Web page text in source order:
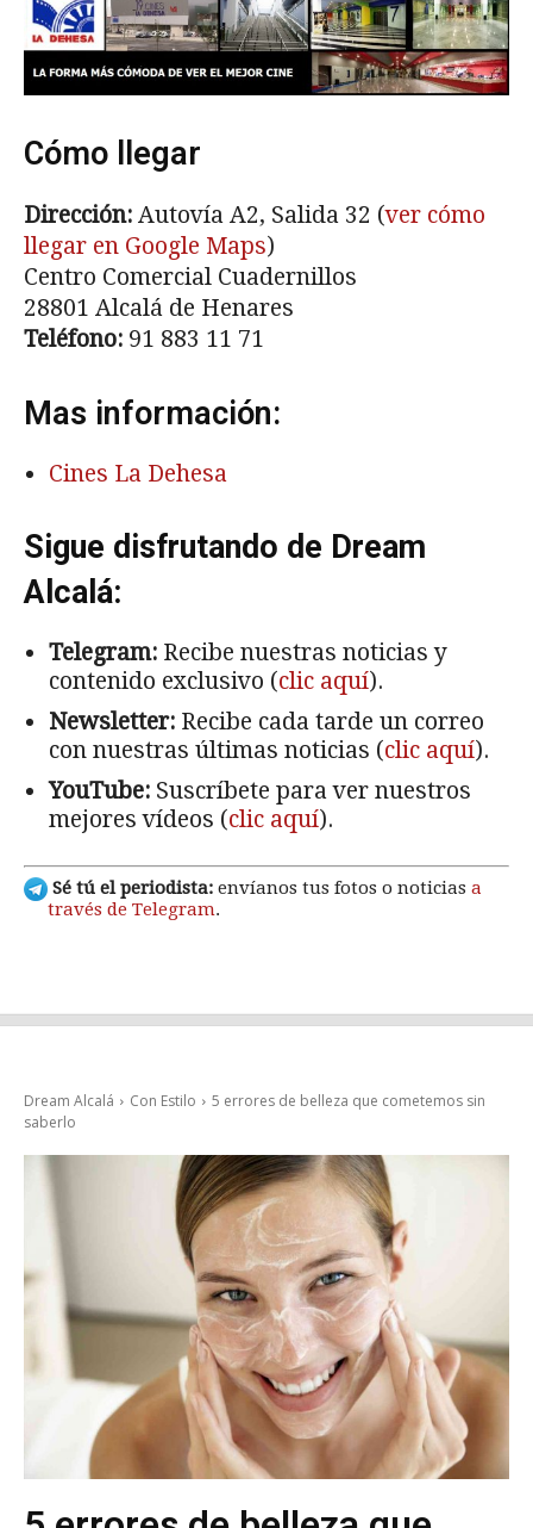
Cómo llegar
Dirección: Autovía A2, Salida 32 (ver cómo
llegar en Google Maps)
Centro Comercial Cuadernillos
28801 Alcalá de Henares
Teléfono: 91 883 11 71
Mas información:
Cines La Dehesa
Sigue disfrutando de Dream
Alcalá:
Telegram: Recibe nuestras noticias y
contenido exclusivo (clic aquí).
Newsletter: Recibe cada tarde un correo
con nuestras últimas noticias (clic aquí).
YouTube: Suscríbete para ver nuestros
mejores vídeos (clic aquí).
Sé tú el periodista: envíanos tus fotos o noticias a
través de Telegram.